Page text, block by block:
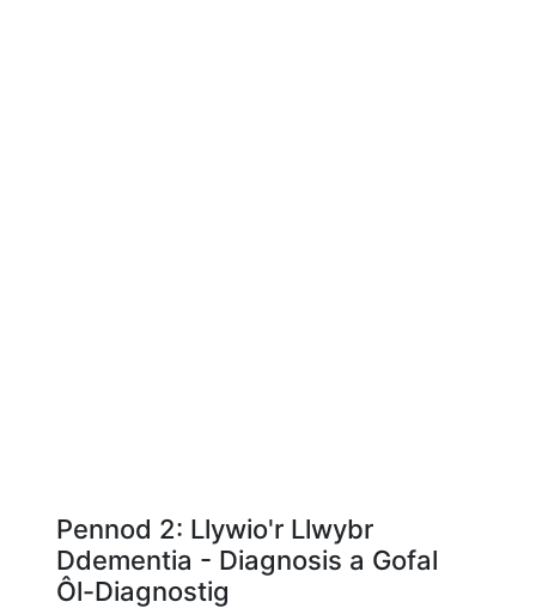
Pennod 2: Llywio'r Llwybr
Ddementia - Diagnosis a Gofal
Ôl-Diagnostig